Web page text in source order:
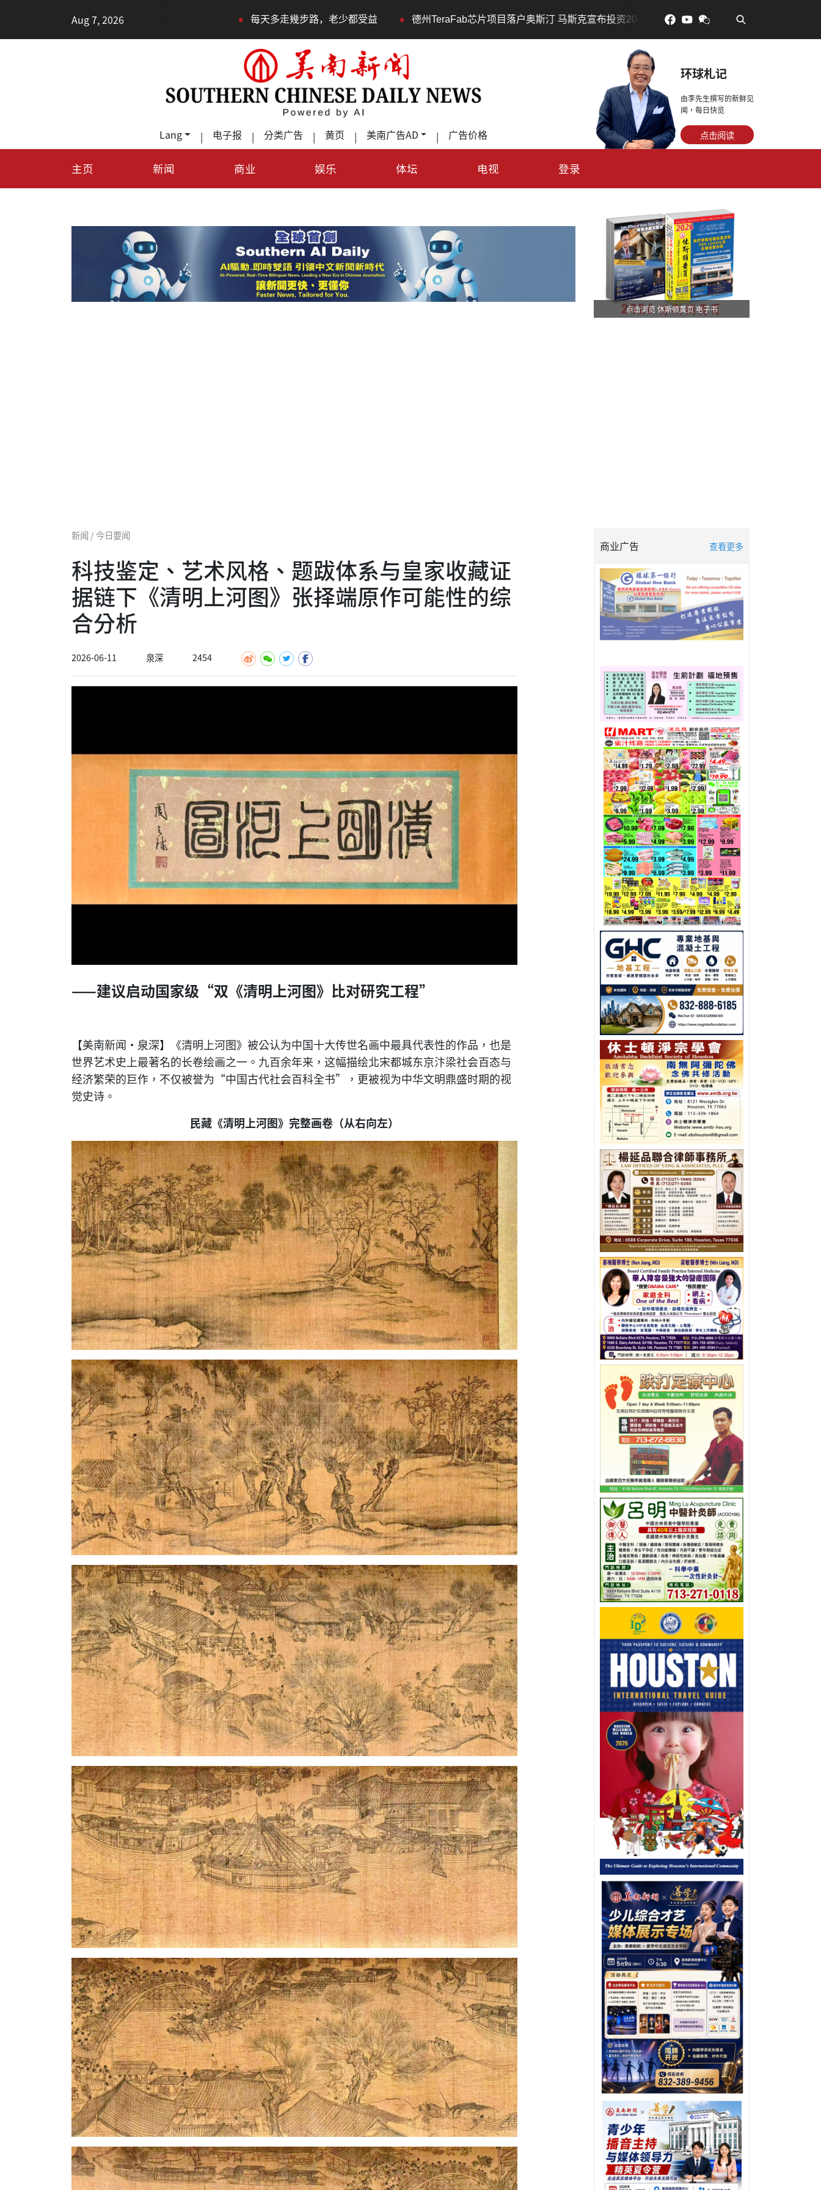
Aug 7, 2026 每天多走幾步路，老少都受益 • 德州TeraFab芯片项目落户奥斯汀 马斯克宣布投资200亿美元建设AI芯片制造基地 • 吃對了更年輕：花青素如何守
Lang | 电子报 | 分类广告 | 黄页 | 美南广告AD | 广告价格
环球札记
由李先生撰写的新鲜见
闻，每日快览
点击阅读
主页 新闻 商业 娱乐 体坛 电视 登录
点击浏览 休斯顿黄页 电子书
新闻 / 今日要闻
科技鉴定、艺术风格、题跋体系与皇家收藏证
据链下《清明上河图》张择端原作可能性的综
合分析
2026-06-11 泉深 2454
——建议启动国家级“双《清明上河图》比对研究工程”
【美南新闻·泉深】《清明上河图》被公认为中国十大传世名画中最具代表性的作品，也是
世界艺术史上最著名的长卷绘画之一。九百余年来，这幅描绘北宋都城东京汴梁社会百态与
经济繁荣的巨作，不仅被誉为“中国古代社会百科全书”，更被视为中华文明鼎盛时期的视
觉史诗。
民藏《清明上河图》完整画卷（从右向左）
商业广告 查看更多